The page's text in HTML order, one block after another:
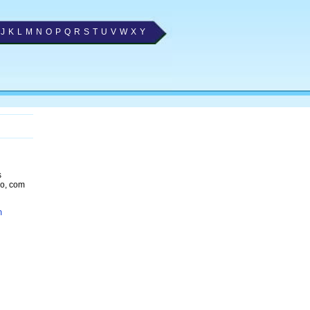
J K L M N O P Q R S T U V W X Y
com